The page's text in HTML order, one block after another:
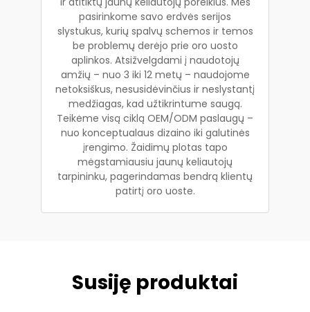
pasirinkome savo erdvės serijos
slystukus, kurių spalvų schemos ir temos
be problemų derėjo prie oro uosto
aplinkos. Atsižvelgdami į naudotojų
amžių – nuo 3 iki 12 metų – naudojome
netoksiškus, nesusidėvinčius ir neslystantį
medžiagas, kad užtikrintume saugą.
Teikėme visą ciklą OEM/ODM paslaugų –
nuo konceptualaus dizaino iki galutinės
įrengimo. Žaidimų plotas tapo
mėgstamiausiu jaunų keliautojų
tarpininku, pagerindamas bendrą klientų
patirtį oro uoste.
Susiję produktai